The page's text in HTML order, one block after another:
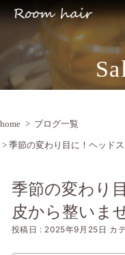
home > ブログ一覧
> 季節の変わり目に！ヘッド
季節の変わり
皮から整いま
投稿日 : 2025年9月25日 カ